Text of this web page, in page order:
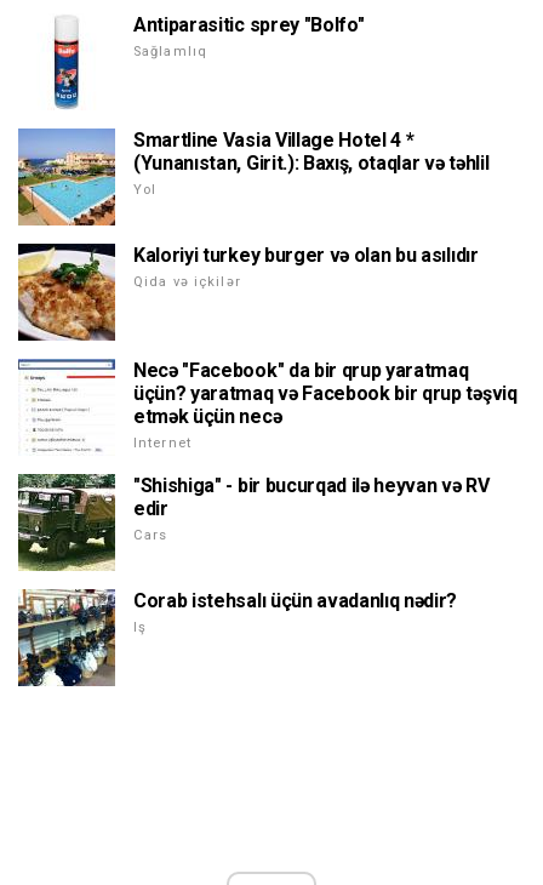
Antiparasitic sprey "Bolfo"
Sağlamlıq
Smartline Vasia Village Hotel 4 *
(Yunanıstan, Girit.): Baxış, otaqlar və təhlil
Yol
Kaloriyi turkey burger və olan bu asılıdır
Qida və içkilər
Necə "Facebook" da bir qrup yaratmaq
üçün? yaratmaq və Facebook bir qrup təşviq
etmək üçün necə
Internet
"Shishiga" - bir bucurqad ilə heyvan və RV
edir
Cars
Corab istehsalı üçün avadanlıq nədir?
Iş